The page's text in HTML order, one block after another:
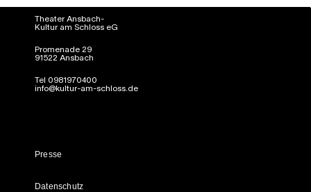
Theater Ansbach-
Kultur am Schloss eG
Promenade 29
91522 Ansbach
Tel 0981970400
info@kultur-am-schloss.de
Presse
Datenschutz